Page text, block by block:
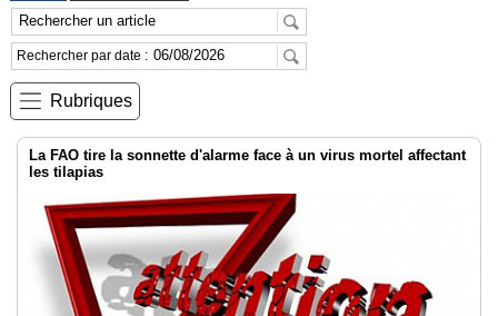
TvLocale
France
Accueil
RUBRIQUES
Agenda
Gazette
Rechercher par date :
Rubriques
La FAO tire la sonnette d'alarme face à un virus mortel affectant
les tilapias